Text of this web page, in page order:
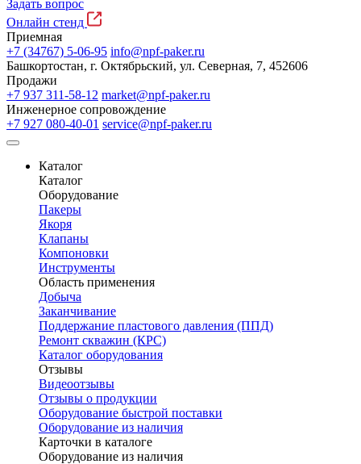
Задать вопрос
Онлайн стенд
Приемная
+7 (34767) 5-06-95 info@npf-paker.ru
Башкортостан, г. Октябрьский, ул. Северная, 7, 452606
Продажи
+7 937 311-58-12 market@npf-paker.ru
Инженерное сопровождение
+7 927 080-40-01 service@npf-paker.ru
Каталог
Каталог
Оборудование
Пакеры
Якоря
Клапаны
Компоновки
Инструменты
Область применения
Добыча
Заканчивание
Поддержание пластового давления (ППД)
Ремонт скважин (КРС)
Каталог оборудования
Отзывы
Видеоотзывы
Отзывы о продукции
Оборудование быстрой поставки
Оборудование из наличия
Карточки в каталоге
Оборудование из наличия